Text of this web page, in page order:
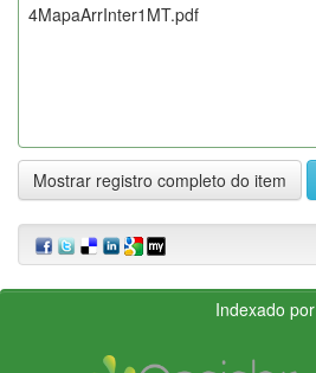
4MapaArrInter1MT.pdf
Mostrar registro completo do item
Indexado por